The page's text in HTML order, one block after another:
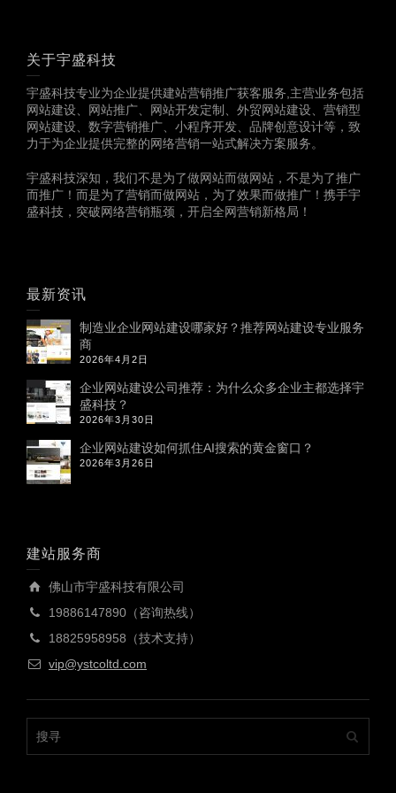
关于宇盛科技
宇盛科技专业为企业提供建站营销推广获客服务,主营业务包括
网站建设、网站推广、网站开发定制、外贸网站建设、营销型
网站建设、数字营销推广、小程序开发、品牌创意设计等，致
力于为企业提供完整的网络营销一站式解决方案服务。
宇盛科技深知，我们不是为了做网站而做网站，不是为了推广
而推广！而是为了营销而做网站，为了效果而做推广！携手宇
盛科技，突破网络营销瓶颈，开启全网营销新格局！
最新资讯
制造业企业网站建设哪家好？推荐网站建设专业服务
商
2026年4月2日
企业网站建设公司推荐：为什么众多企业主都选择宇
盛科技？
2026年3月30日
企业网站建设如何抓住AI搜索的黄金窗口？
2026年3月26日
建站服务商
佛山市宇盛科技有限公司
19886147890（咨询热线）
18825958958（技术支持）
vip@ystcoltd.com